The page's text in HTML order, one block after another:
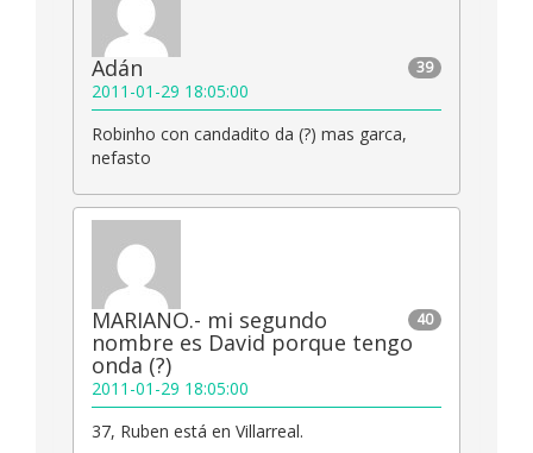
39
Adán
2011-01-29 18:05:00
Robinho con candadito da (?) mas garca,
nefasto
40
MARIANO.- mi segundo
nombre es David porque tengo
onda (?)
2011-01-29 18:05:00
37, Ruben está en Villarreal.